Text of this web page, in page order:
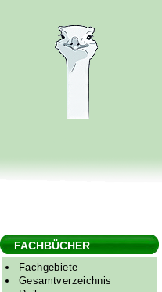
FACHBÜCHER
Fachgebiete
Gesamtverzeichnis